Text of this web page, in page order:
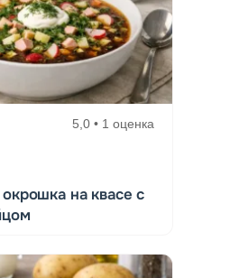
5,0 • 1 оценка
на квасе с